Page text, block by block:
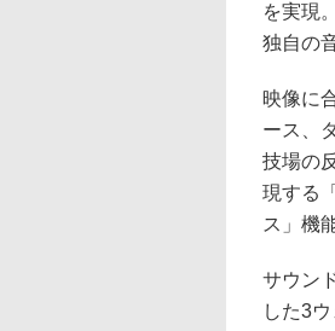
を実現
独自の
映像に
ース、
技場の
現する
ス」機
サウン
した3